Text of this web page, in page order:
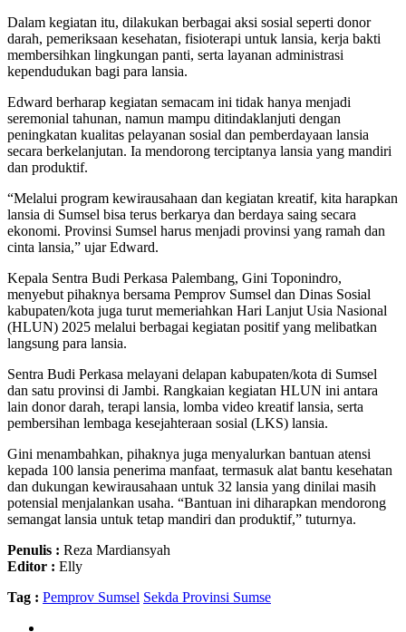
Dalam kegiatan itu, dilakukan berbagai aksi sosial seperti donor
darah, pemeriksaan kesehatan, fisioterapi untuk lansia, kerja bakti
membersihkan lingkungan panti, serta layanan administrasi
kependudukan bagi para lansia.
Edward berharap kegiatan semacam ini tidak hanya menjadi
seremonial tahunan, namun mampu ditindaklanjuti dengan
peningkatan kualitas pelayanan sosial dan pemberdayaan lansia
secara berkelanjutan. Ia mendorong terciptanya lansia yang mandiri
dan produktif.
“Melalui program kewirausahaan dan kegiatan kreatif, kita harapkan
lansia di Sumsel bisa terus berkarya dan berdaya saing secara
ekonomi. Provinsi Sumsel harus menjadi provinsi yang ramah dan
cinta lansia,” ujar Edward.
Kepala Sentra Budi Perkasa Palembang, Gini Toponindro,
menyebut pihaknya bersama Pemprov Sumsel dan Dinas Sosial
kabupaten/kota juga turut memeriahkan Hari Lanjut Usia Nasional
(HLUN) 2025 melalui berbagai kegiatan positif yang melibatkan
langsung para lansia.
Sentra Budi Perkasa melayani delapan kabupaten/kota di Sumsel
dan satu provinsi di Jambi. Rangkaian kegiatan HLUN ini antara
lain donor darah, terapi lansia, lomba video kreatif lansia, serta
pembersihan lembaga kesejahteraan sosial (LKS) lansia.
Gini menambahkan, pihaknya juga menyalurkan bantuan atensi
kepada 100 lansia penerima manfaat, termasuk alat bantu kesehatan
dan dukungan kewirausahaan untuk 32 lansia yang dinilai masih
potensial menjalankan usaha. “Bantuan ini diharapkan mendorong
semangat lansia untuk tetap mandiri dan produktif,” tuturnya.
Penulis : Reza Mardiansyah
Editor : Elly
Tag : Pemprov Sumsel Sekda Provinsi Sumse